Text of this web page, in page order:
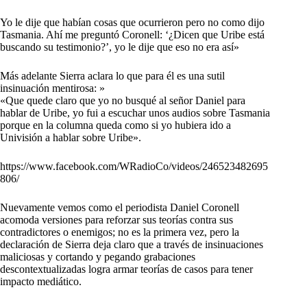
Yo le dije que habían cosas que ocurrieron pero no como dijo
Tasmania. Ahí me preguntó Coronell: ‘¿Dicen que Uribe está
buscando su testimonio?’, yo le dije que eso no era así»
Más adelante Sierra aclara lo que para él es una sutil
insinuación mentirosa: »
«Que quede claro que yo no busqué al señor Daniel para
hablar de Uribe, yo fui a escuchar unos audios sobre Tasmania
porque en la columna queda como si yo hubiera ido a
Univisión a hablar sobre Uribe».
https://www.facebook.com/WRadioCo/videos/246523482695
806/
Nuevamente vemos como el periodista Daniel Coronell
acomoda versiones para reforzar sus teorías contra sus
contradictores o enemigos; no es la primera vez, pero la
declaración de Sierra deja claro que a través de insinuaciones
maliciosas y cortando y pegando grabaciones
descontextualizadas logra armar teorías de casos para tener
impacto mediático.